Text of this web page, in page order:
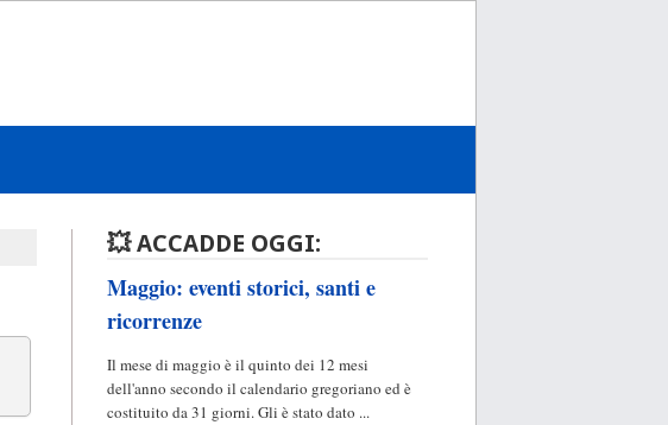
💥 ACCADDE OGGI:
Maggio: eventi storici, santi e
ricorrenze
Il mese di maggio è il quinto dei 12 mesi
dell'anno secondo il calendario gregoriano ed è
costituito da 31 giorni. Gli è stato dato ...